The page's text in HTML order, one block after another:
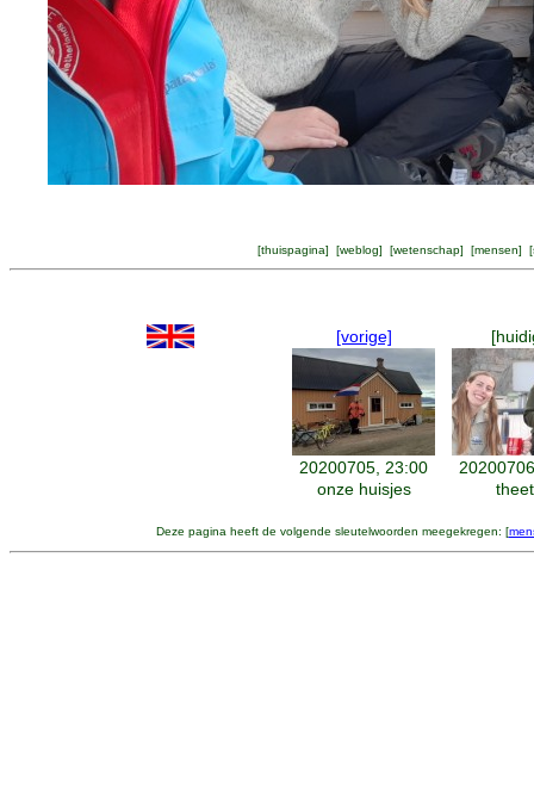
[thuispagina] [weblog] [wetenschap] [mensen] [
[vorige]
20200705, 23:00
onze huisjes
Deze pagina heeft de volgende sleutelwoorden meegekregen: [